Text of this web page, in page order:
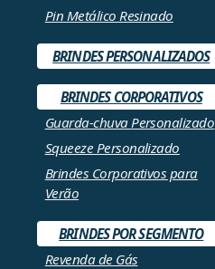
Pin Metálico Resinado
BRINDES PERSONALIZADOS
BRINDES CORPORATIVOS
Guarda-chuva Personalizado
Squeeze Personalizado
Brindes Corporativos para
Verão
BRINDES POR SEGMENTO
Revenda de Gás